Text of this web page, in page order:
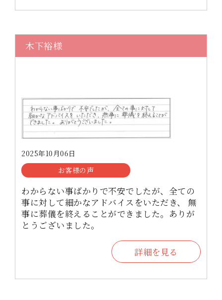
木下裕様
2025年10月06日
お客様の声
わからない事ばかりで不安でしたが、全ての
事に対して細かなアドバイスをいただき、 無
事に葬儀を終えることができました。ありが
とうございました。
詳細を見る